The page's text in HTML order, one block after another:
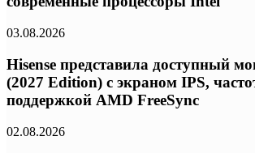
03.08.2026
Hisense представила доступный
(2027 Edition) с экраном IPS,
поддержкой AMD FreeSync
02.08.2026